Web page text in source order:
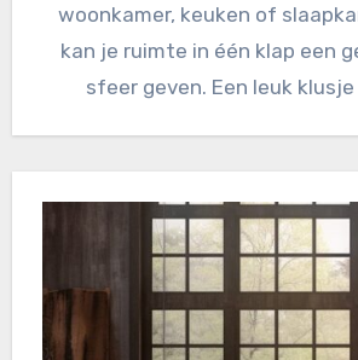
woonkamer, keuken of
kan je ruimte in één klap een
sfeer geven. Een leuk